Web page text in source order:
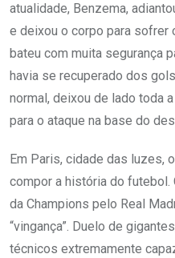
atualidade, Benzema,
e deixou o corpo para sofrer
bateu com muita segurança
havia se recuperado dos
normal, deixou de lado toda
para o ataque na base do
Em Paris, cidade das luzes,
compor a história do futebol.
da Champions pelo Real
“vingança”. Duelo de
técnicos extremamente